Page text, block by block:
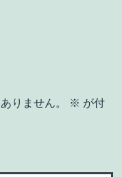
りません。 ※ が付